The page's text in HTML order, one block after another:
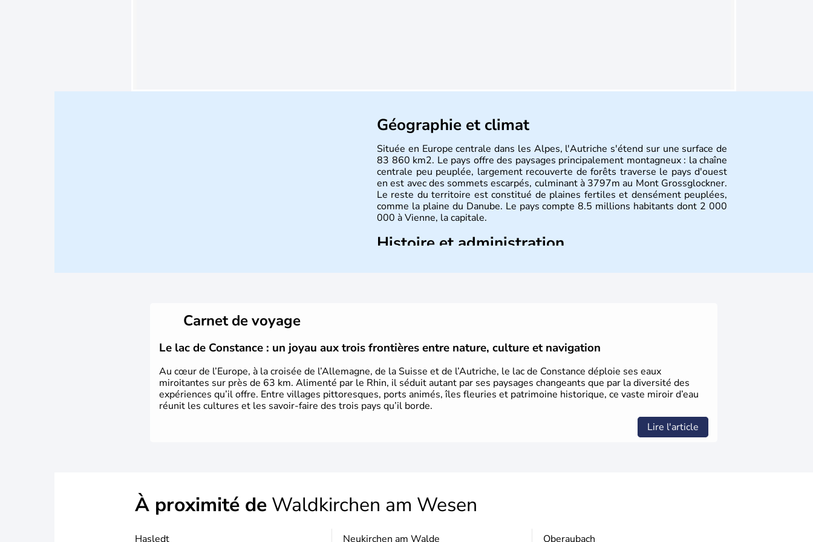
Géographie et climat
Située en Europe centrale dans les Alpes, l'Autriche s'étend sur une surface de
83 860 km2. Le pays offre des paysages principalement montagneux : la chaîne
centrale peu peuplée, largement recouverte de forêts traverse le pays d'ouest
en est avec des sommets escarpés, culminant à 3797m au Mont Grossglockner.
Le reste du territoire est constitué de plaines fertiles et densément peuplées,
comme la plaine du Danube. Le pays compte 8.5 millions habitants dont 2 000
000 à Vienne, la capitale.
Histoire et administration
Carnet de voyage
Le lac de Constance : un joyau aux trois frontières entre nature, culture et navigation
Au cœur de l’Europe, à la croisée de l’Allemagne, de la Suisse et de l’Autriche, le lac de Constance déploie ses eaux
miroitantes sur près de 63 km. Alimenté par le Rhin, il séduit autant par ses paysages changeants que par la diversité des
expériences qu’il offre. Entre villages pittoresques, ports animés, îles fleuries et patrimoine historique, ce vaste miroir d’eau
réunit les cultures et les savoir-faire des trois pays qu’il borde.
Lire l'article
À proximité de Waldkirchen am Wesen
Hasledt Neukirchen am Walde Oberaubach